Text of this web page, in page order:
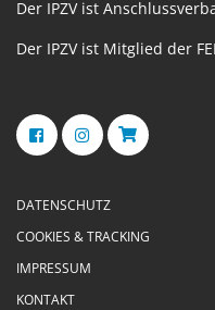
Der IPZV ist
Der IPZV ist Mitglied der
DATENSCHUTZ
COOKIES & TRACKING
IMPRESSUM
KONTAKT